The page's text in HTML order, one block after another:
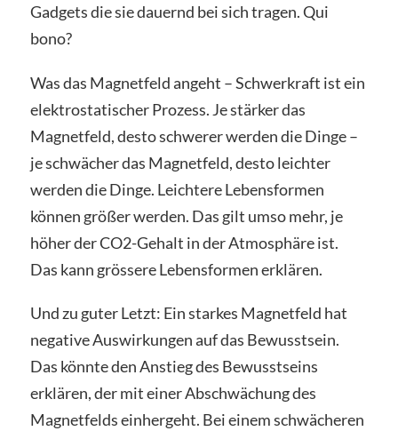
Gadgets die sie dauernd bei sich tragen. Qui
bono?
Was das Magnetfeld angeht – Schwerkraft ist ein
elektrostatischer Prozess. Je stärker das
Magnetfeld, desto schwerer werden die Dinge –
je schwächer das Magnetfeld, desto leichter
werden die Dinge. Leichtere Lebensformen
können größer werden. Das gilt umso mehr, je
höher der CO2-Gehalt in der Atmosphäre ist.
Das kann grössere Lebensformen erklären.
Und zu guter Letzt: Ein starkes Magnetfeld hat
negative Auswirkungen auf das Bewusstsein.
Das könnte den Anstieg des Bewusstseins
erklären, der mit einer Abschwächung des
Magnetfelds einhergeht. Bei einem schwächeren